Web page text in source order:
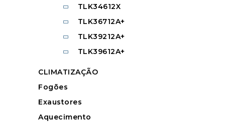
TLK34612X
TLK36712A+
TLK39212A+
TLK39612A+
CLIMATIZAÇÃO
Fogões
Exaustores
Aquecimento